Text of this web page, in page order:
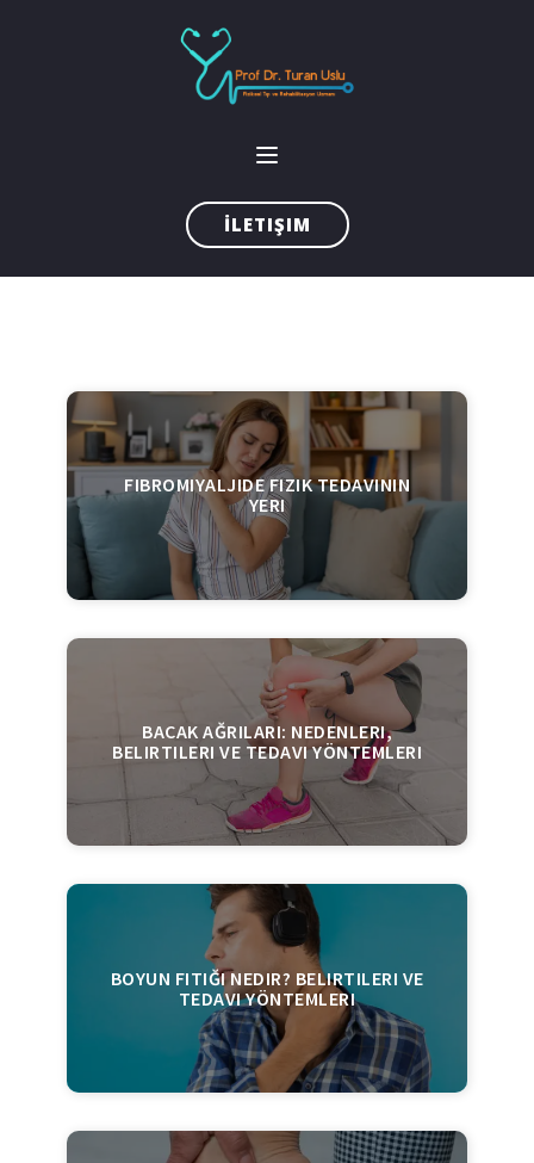
İLETIŞIM
FIBROMIYALJIDE FIZIK TEDAVININ
YERI
BACAK AĞRILARI: NEDENLERI,
BELIRTILERI VE TEDAVI YÖNTEMLERI
BOYUN FITIĞI NEDIR? BELIRTILERI VE
TEDAVI YÖNTEMLERI